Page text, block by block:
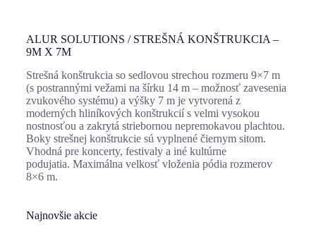
ALUR SOLUTIONS / STREŠNÁ KONŠTRUKCIA –
9M X 7M
Strešná konštrukcia so sedlovou strechou rozmeru 9×7 m
(s postrannými vežami na šírku 14 m – možnosť zavesenia
zvukového systému) a výšky 7 m je vytvorená z
moderných hliníkových konštrukcií s velmi vysokou
nostnosťou a zakrytá striebornou nepremokavou plachtou.
Boky strešnej konštrukcie sú vyplnené čiernym sitom.
Vhodná pre koncerty, festivaly a iné kultúrne
podujatia. Maximálna velkosť vloženia pódia rozmerov
8×6 m.
Najnovšie akcie